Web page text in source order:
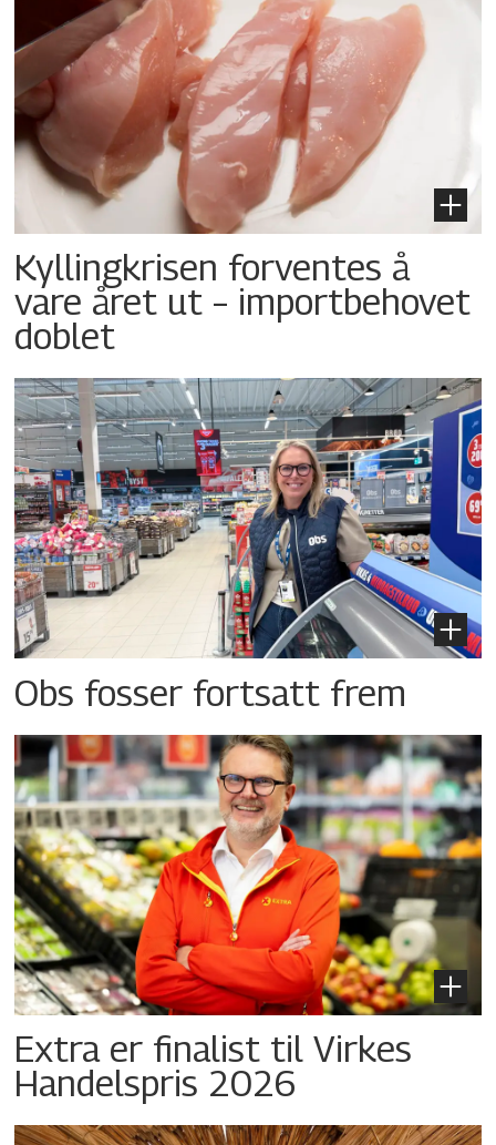
Kyllingkrisen forventes å
vare året ut – importbehovet
doblet
Obs fosser fortsatt frem
Extra er finalist til Virkes
Handelspris 2026